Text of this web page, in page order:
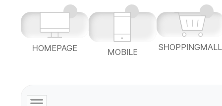
HOMEPAGE MOBILE SHOPPINGMALL